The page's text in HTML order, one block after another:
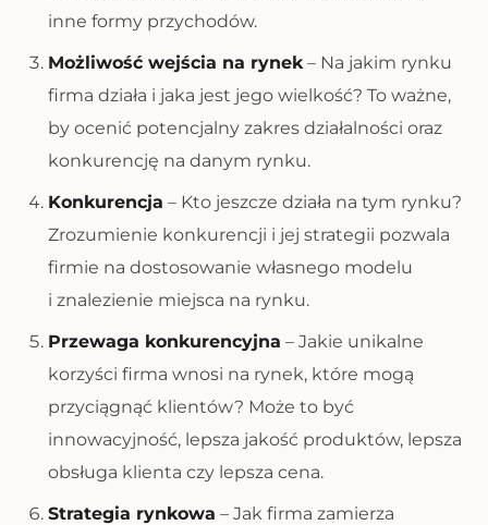
inne formy przychodów.
Możliwość wejścia na rynek– Na jakim rynku
firma działa i jaka jest jego wielkość? To ważne,
by ocenić potencjalny zakres działalności oraz
konkurencję na danym rynku.
Konkurencja – Kto jeszcze działa na tym rynku?
Zrozumienie konkurencji i jej strategii pozwala
firmie na dostosowanie własnego modelu
i znalezienie miejsca na rynku.
Przewaga konkurencyjna – Jakie unikalne
korzyści firma wnosi na rynek, które mogą
przyciągnąć klientów? Może to być
innowacyjność, lepsza jakość produktów, lepsza
obsługa klienta czy lepsza cena.
Strategia rynkowa – Jak firma zamierza